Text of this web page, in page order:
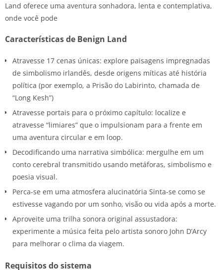
Land oferece uma aventura sonhadora, lenta e contemplativa,
onde você pode
Características de Benign Land
Atravesse 17 cenas únicas: explore paisagens impregnadas
de simbolismo irlandês, desde origens míticas até história
política (por exemplo, a Prisão do Labirinto, chamada de
“Long Kesh”)
Atravesse portais para o próximo capítulo: localize e
atravesse “limiares” que o impulsionam para a frente em
uma aventura circular e em loop.
Decodificando uma narrativa simbólica: mergulhe em um
conto cerebral transmitido usando metáforas, simbolismo e
poesia visual.
Perca-se em uma atmosfera alucinatória Sinta-se como se
estivesse vagando por um sonho, visão ou vida após a morte.
Aproveite uma trilha sonora original assustadora:
experimente a música feita pelo artista sonoro John D’Arcy
para melhorar o clima da viagem.
Requisitos do sistema